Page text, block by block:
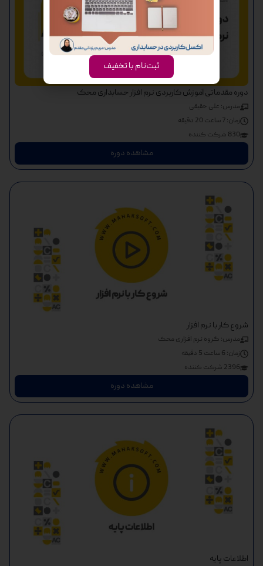
دوره مقدماتی آموزش کاربردی نرم افزار حسابداری محک
مدرس: علی حقیقی
زمان:7 ساعت 20 دقیقه
830 شرکت کننده
مشاهده دوره
شروع کار با نرم افزار
مدرس: گروه نرم افزاری محک
زمان: 6 ساعت 5 دقیقه
2396 شرکت کننده
مشاهده دوره
اطلاعات پایه
ثبت‌نام با تخفیف